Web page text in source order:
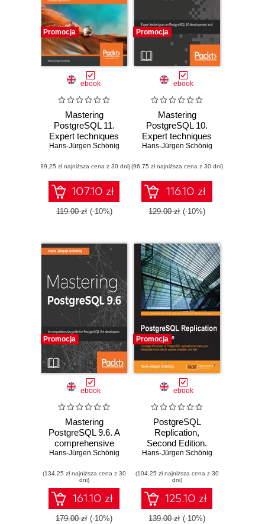
Promocja
ebook
Mastering
PostgreSQL 11.
Expert techniques
to build scalable,
tolerant database
applications -
Second Edition
Hans-Jürgen Schönig
(89,25 zł najniższa cena z 30 dni)
107.10 zł
119.00 zł (-10%)
Promocja
ebook
Mastering
PostgreSQL 10.
Expert techniques
on PostgreSQL 10
administration
Hans-Jürgen Schönig
(96,75 zł najniższa cena z 30 dni)
116.10 zł
129.00 zł (-10%)
Promocja
ebook
Mastering
PostgreSQL 9.6. A
comprehensive
guide for
developers and
administrators
Hans-Jürgen Schönig
(134,25 zł najniższa cena z 30
dni)
161.10 zł
179.00 zł (-10%)
Promocja
ebook
PostgreSQL
Replication,
Second Edition.
Leverage the
PostgreSQL
replication to make
your databases
more robust,
secure, scalable,
Hans-Jürgen Schönig
(104,25 zł najniższa cena z 30
dni)
125.10 zł
139.00 zł (-10%)